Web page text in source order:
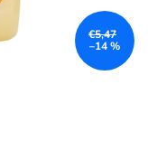
€5,47
–14 %